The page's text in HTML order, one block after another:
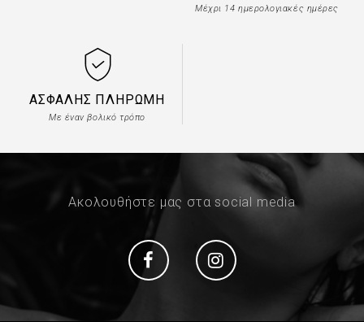
Μέχρι 14 ημερολογιακές ημέρες
ΑΣΦΑΛΉΣ ΠΛΗΡΩΜΉ
Με έναν βολικό τρόπο
Ακολουθήστε μας στα social media
Social Social